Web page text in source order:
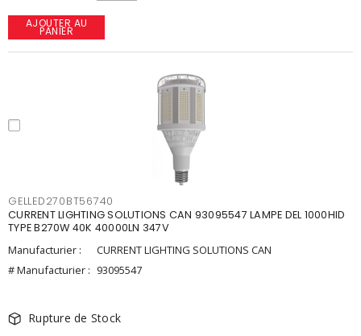
AJOUTER AU
PANIER
GELLED270BT56740
CURRENT LIGHTING SOLUTIONS CAN 93095547 LAMPE DEL 1000HID
TYPE B270W 40K 40000LN 347V
Manufacturier :
CURRENT LIGHTING SOLUTIONS CAN
# Manufacturier : 93095547
Rupture de Stock